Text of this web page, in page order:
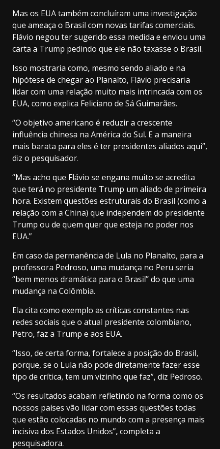
Mas os EUA também concluíram uma investigação
que ameaça o Brasil com novas tarifas comerciais.
Flávio negou ter sugerido essa medida e enviou uma
carta a Trump pedindo que ele não taxasse o Brasil.
Isso mostraria como, mesmo sendo aliado e na
hipótese de chegar ao Planalto, Flávio precisaria
lidar com uma relação muito mais intrincada com os
EUA, como explica Feliciano de Sá Guimarães.
“O objetivo americano é reduzir a crescente
influência chinesa na América do Sul. E a maneira
mais barata para eles é ter presidentes aliados aqui”,
diz o pesquisador.
“Mas acho que Flávio se engana muito se acredita
que terá no presidente Trump um aliado de primeira
hora. Existem questões estruturais do Brasil (como a
relação com a China) que independem do presidente
Trump ou de quem quer que esteja no poder nos
EUA.”
Em caso da permanência de Lula no Planalto, para a
professora Pedroso, uma mudança no Peru seria
“bem menos dramática para o Brasil” do que uma
mudança na Colômbia.
Ela cita como exemplo as críticas constantes nas
redes sociais que o atual presidente colombiano,
Petro, faz a Trump e aos EUA.
“Isso, de certa forma, fortalece a posição do Brasil,
porque, se o Lula não pode diretamente fazer esse
tipo de crítica, tem um vizinho que faz”, diz Pedroso.
“Os resultados acabam refletindo na forma como os
nossos países vão lidar com essas questões todas
que estão colocadas no mundo com a presença mais
incisiva dos Estados Unidos”, completa a
pesquisadora.